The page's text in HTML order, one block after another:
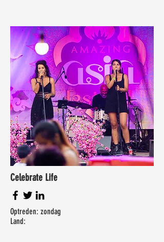
Celebrate Life
Optreden: zondag
Land: